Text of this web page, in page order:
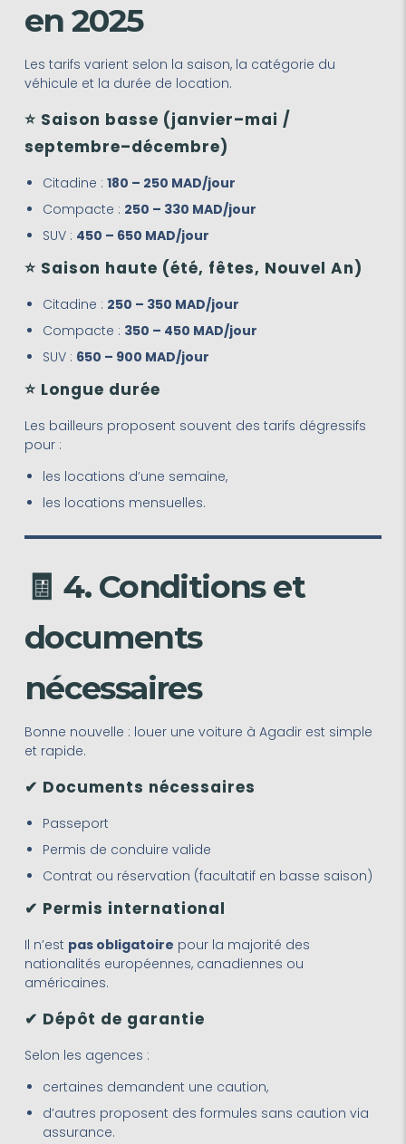
en 2025
Les tarifs varient selon la saison, la catégorie du
véhicule et la durée de location.
⭐ Saison basse (janvier–mai /
septembre–décembre)
Citadine : 180 – 250 MAD/jour
Compacte : 250 – 330 MAD/jour
SUV : 450 – 650 MAD/jour
⭐ Saison haute (été, fêtes, Nouvel An)
Citadine : 250 – 350 MAD/jour
Compacte : 350 – 450 MAD/jour
SUV : 650 – 900 MAD/jour
⭐ Longue durée
Les bailleurs proposent souvent des tarifs dégressifs
pour :
les locations d’une semaine,
les locations mensuelles.
🧾 4. Conditions et
documents
nécessaires
Bonne nouvelle : louer une voiture à Agadir est simple
et rapide.
✔ Documents nécessaires
Passeport
Permis de conduire valide
Contrat ou réservation (facultatif en basse saison)
✔ Permis international
Il n’est pas obligatoire pour la majorité des
nationalités européennes, canadiennes ou
américaines.
✔ Dépôt de garantie
Selon les agences :
certaines demandent une caution,
d’autres proposent des formules sans caution via
assurance.